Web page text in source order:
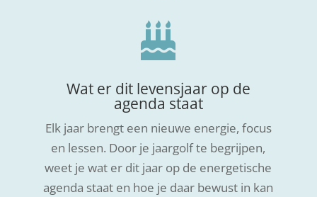

Wat er dit levensjaar op de
agenda staat
Elk jaar brengt een nieuwe energie, focus
en lessen. Door je jaargolf te begrijpen,
weet je wat er dit jaar op de energetische
agenda staat en hoe je daar bewust in kan